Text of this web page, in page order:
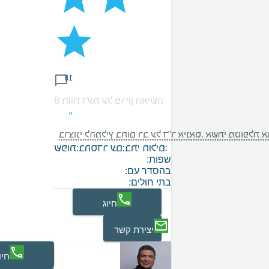
18
8 חוות דעת על פריון האישה
מי שמחפשת רופאת נשים מקצועית, קשובה ואכפתית.
שפות:בהסדר עם:בתי חולים:
שפות:
בהסדר עם:
בתי חולים:
חיוג
יצירת קשר